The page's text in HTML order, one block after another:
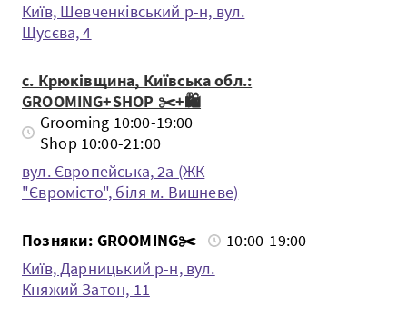
Київ, Шевченкiвський р-н, вул.
Щусєва, 4
с. Крюківщина, Київська обл.:
GROOMING+SHOP ✂️+🛍️
Grooming 10:00-19:00
Shop 10:00-21:00
вул. Європейська, 2а (ЖК
"Євромісто", біля м. Вишневе)
Позняки: GROOMING✂️
10:00-19:00
Київ, Дарницький р-н, вул.
Княжий Затон, 11